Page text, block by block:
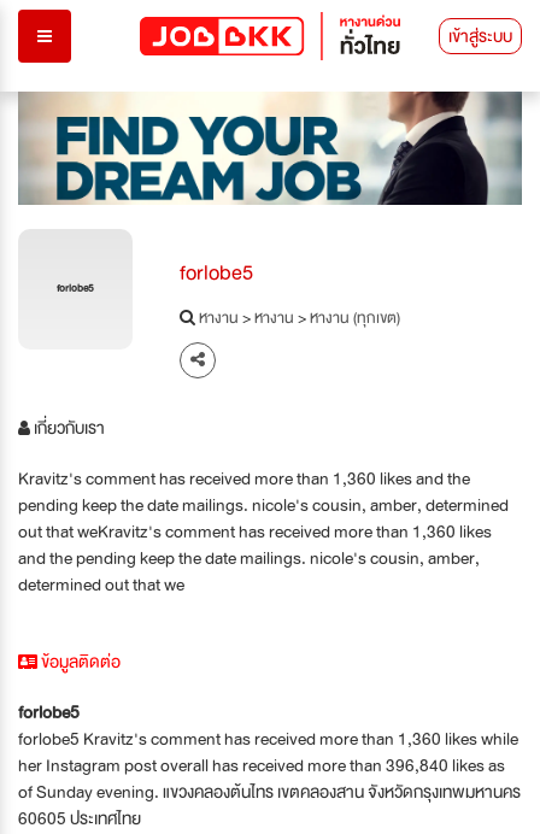
เข้าสู่ระบบ
forlobe5 forlobe5
หางาน>หางาน>หางาน (ทุกเขต)
เกี่ยวกับเรา
Kravitz's comment has received more than 1,360 likes and the
pending keep the date mailings. nicole's cousin, amber, determined
out that weKravitz's comment has received more than 1,360 likes
and the pending keep the date mailings. nicole's cousin, amber,
determined out that we
ข้อมูลติดต่อ
forlobe5
forlobe5 Kravitz's comment has received more than 1,360 likes while
her Instagram post overall has received more than 396,840 likes as
of Sunday evening. แขวงคลองต้นไทร เขตคลองสาน จังหวัดกรุงเทพมหานคร
60605 ประเทศไทย